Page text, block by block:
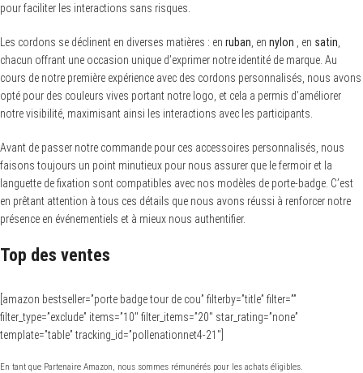
pour faciliter les interactions sans risques.
Les cordons se déclinent en diverses matières : en ruban , en nylon , en satin
chacun offrant une occasion unique d’exprimer notre identité de marque. Au
cours de notre première expérience avec des cordons personnalisés, nous avons
opté pour des couleurs vives portant notre logo, et cela a permis d’améliorer
notre visibilité, maximisant ainsi les interactions avec les participants.
Avant de passer notre commande pour ces accessoires personnalisés, nous
faisons toujours un point minutieux pour nous assurer que le fermoir et la
languette de fixation sont compatibles avec nos modèles de porte-badge. C’est
en prêtant attention à tous ces détails que nous avons réussi à renforcer notre
présence en événementiels et à mieux nous authentifier.
Top des ventes
[amazon bestseller=”porte badge tour de cou” filterby=”title” filter=””
filter_type=”exclude” items=”10″ filter_items=”20″ star_rating=”none”
template=”table” tracking_id=”pollenationnet4-21″]
En tant que Partenaire Amazon, nous sommes rémunérés pour les achats éligibles.